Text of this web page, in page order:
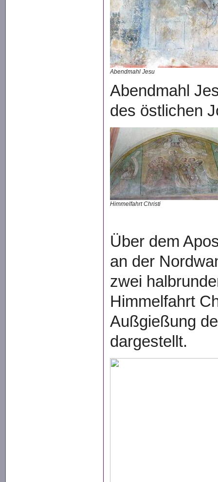
Abendmahl Jesu
Abendmahl
des östlichen
Himmelfahrt Christi
Über dem
an der
zwei
Himmelfahrt
Außgießung
dargestellt.